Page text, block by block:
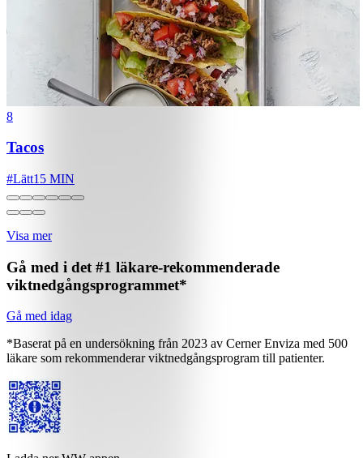
8
Tacos
#Lätt15 MIN
Visa mer
Gå med i det #1 läkare-rekommenderade
viktnedgångsprogrammet*
Gå med idag
*Baserat på en undersökning från 2023 av Cerner Enviza med 500
läkare som rekommenderar viktnedgångsprogram till patienter.